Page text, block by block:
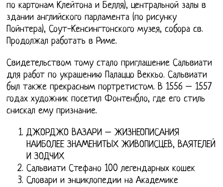
по картонам Клейтона и Белля), центральной залы в
здании английского парламента (по рисунку
Пойнтера), Соут-Кенсингтонского музея, собора св.
Продолжал работать в Риме.
Свидетельством тому стало приглашение Сальвиати
для работ по украшению Палаццо Веккьо. Сальвиати
был также прекрасным портретистом. В 1556 – 1557
годах художник посетил Фонтенбло, где его стиль
снискал ему признание.
ДЖОРДЖО ВАЗАРИ – ЖИЗНЕОПИСАНИЯ
НАИБОЛЕЕ ЗНАМЕНИТЫХ ЖИВОПИСЦЕВ, ВАЯТЕЛЕЙ
И ЗОДЧИХ
Сальвиати Стефано 100 легендарных кошек
Словари и энциклопедии на Академике